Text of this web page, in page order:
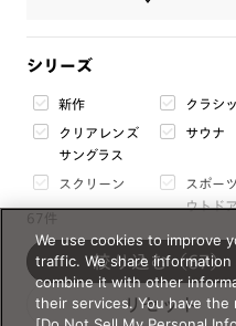
サイズ・重さは必ず半角数字で
力してください。
レンズ幅
mm
ブリッジ幅
テンプル
mm 〜
シリーズ
新作 クラシ
クリアレンズ
サングラス
サウナ
スクリーン
スポー
ウトド
ライフスタイ
ル
睡眠
度付き対応サ
ングラス
特別コ
ョン
67件
リセット
絞り込む（67）
We use cookies to improve
traffic. We share
combine it with other
their services. You have